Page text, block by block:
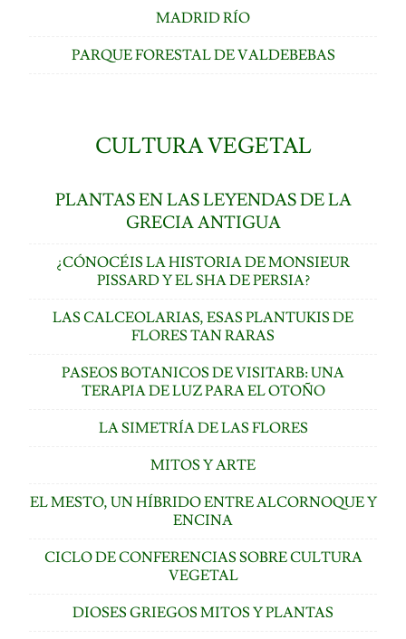
MADRID RÍO
PARQUE FORESTAL DE VALDEBEBAS
CULTURA VEGETAL
PLANTAS EN LAS LEYENDAS DE LA
GRECIA ANTIGUA
¿CÓNOCÉIS LA HISTORIA DE MONSIEUR
PISSARD Y EL SHA DE PERSIA?
LAS CALCEOLARIAS, ESAS PLANTUKIS DE
FLORES TAN RARAS
PASEOS BOTANICOS DE VISITARB: UNA
TERAPIA DE LUZ PARA EL OTOÑO
LA SIMETRÍA DE LAS FLORES
MITOS Y ARTE
EL MESTO, UN HÍBRIDO ENTRE ALCORNOQUE Y
ENCINA
CICLO DE CONFERENCIAS SOBRE CULTURA
VEGETAL
DIOSES GRIEGOS MITOS Y PLANTAS